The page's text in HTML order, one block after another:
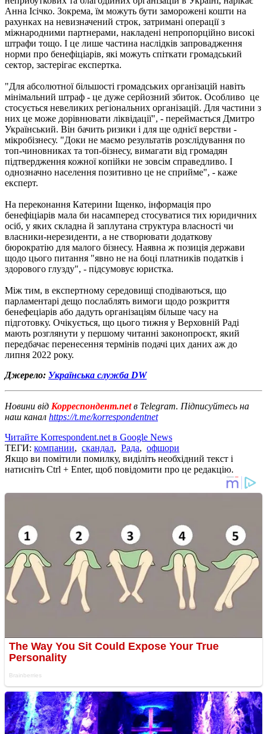
Анна Ісічко. Зокрема, їм можуть бути заморожені кошти на
рахунках на невизначений строк, затримані операції з
міжнародними партнерами, накладені непропорційно високі
штрафи тощо. І це лише частина наслідків запровадження
норми про бенефіціарів, які можуть спіткати громадський
сектор, застерігає експертка.
"Для абсолютної більшості громадських організацій навіть
мінімальний штраф - це дуже серйозний збиток. Особливо це
стосується невеликих регіональних організацій. Для частини з
них це може дорівнювати ліквідації", - переймається Дмитро
Український. Він бачить ризики і для ще однієї верстви -
мікробізнесу. "Доки не маємо результатів розслідування по
топ-чиновниках та топ-бізнесу, вимагати від громадян
підтвердження кожної копійки не зовсім справедливо. І
однозначно населення позитивно це не сприйме", - каже
експерт.
На переконання Катерини Іщенко, інформація про
бенефіціарів мала би насамперед стосуватися тих юридичних
осіб, у яких складна й заплутана структура власності чи
власники-нерезиденти, а не створювати додаткову
бюрократію для малого бізнесу. Наявна ж позиція держави
щодо цього питання "явно не на боці платників податків і
здорового глузду", - підсумовує юристка.
Між тим, в експертному середовищі сподіваються, що
парламентарі дещо послаблять вимоги щодо розкриття
бенефеціарів або дадуть організаціям більше часу на
підготовку. Очікується, що цього тижня у Верховній Раді
мають розглянути у першому читанні законопроєкт, який
передбачає перенесення термінів подачі цих даних аж до
липня 2022 року.
Джерело: Українська служба DW
Новини від Корреспондент.netв Telegram. Підписуйтесь на
наш канал https://t.me/korrespondentnet
Читайте Korrespondent.net в Google News
ТЕГИ: компании, скандал, Рада, офшори
Якщо ви помітили помилку, виділіть необхідний текст і
натисніть Ctrl + Enter, щоб повідомити про це редакцію.